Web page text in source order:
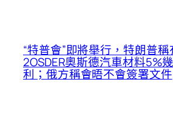
“特普會”即將舉行，特朗普稱
2OSDER奧斯德汽車材料5%
利；俄方稱會晤不會簽署文件